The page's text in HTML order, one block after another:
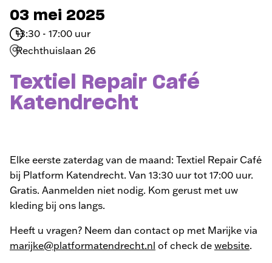
03 mei 2025
13:30 - 17:00 uur
Rechthuislaan 26
Textiel Repair Café
Katendrecht
Elke eerste zaterdag van de maand: Textiel Repair Café
bij Platform Katendrecht. Van 13:30 uur tot 17:00 uur.
Gratis. Aanmelden niet nodig. Kom gerust met uw
kleding bij ons langs.
Heeft u vragen? Neem dan contact op met Marijke via
marijke@platformatendrecht.nl of check de website.